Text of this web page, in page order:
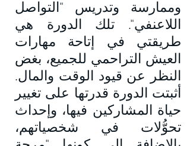
وممارسة وتدريس "التواصل
اللاعنفي". تلك الدورة هي
طريقتي في إتاحة مهارات
العيش التراحمي للجميع، بغض
النظر عن قيود الوقت والمال.
أثبتت الدورة قدرتها على تغيير
حياة المشاركين فيها، وإحداث
تحوُّلات في شخصياتهم،